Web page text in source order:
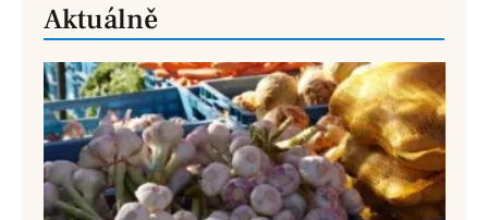
Aktuálně